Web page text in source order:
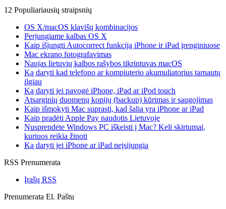
12 Populiariausių straipsnių
OS X/macOS klavišų kombinacijos
Perjungiame kalbas OS X
Kaip išjungti Autocorrect funkciją iPhone ir iPad įrenginiuose
Mac ekrano fotografavimas
Naujas lietuvių kalbos rašybos tikrintuvas macOS
Ką daryti kad telefono ar kompiuterio akumuliatorius tarnautų
ilgiau
Ką daryti jei pavogė iPhone, iPad ar iPod touch
Atsarginių duomenų kopijų (backup) kūrimas ir saugojimas
Kaip išmokyti Mac suprasti, kad šalia yra iPhone ar iPad
Kaip pradėti Apple Pay naudotis Lietuvoje
Nusprendėte Windows PC iškeisti į Mac? Keli skirtumai,
kuriuos reikia žinoti
Ką daryti jei iPhone ar iPad neįsijungia
RSS Prenumerata
Įrašų RSS
Prenumerata El. Paštu